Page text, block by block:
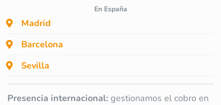
En España
Madrid
Barcelona
Sevilla
Presencia internacional: gestionamos el cobro en